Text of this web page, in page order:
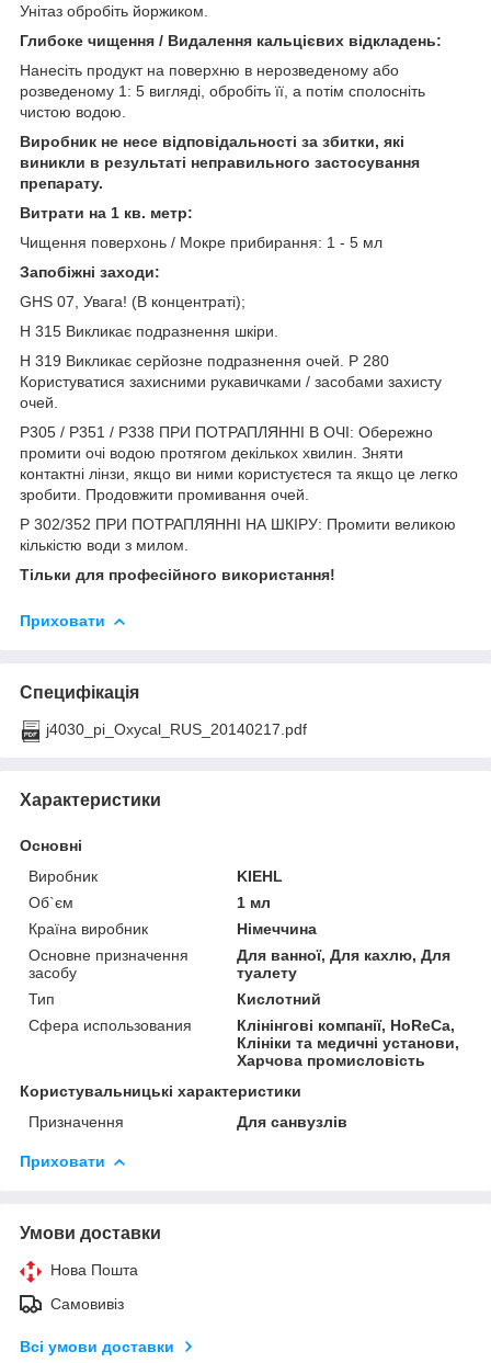
Унітаз обробіть йоржиком.
Глибоке чищення / Видалення кальцієвих відкладень:
Нанесіть продукт на поверхню в нерозведеному або
розведеному 1: 5 вигляді, обробіть її, а потім сполосніть
чистою водою.
Виробник не несе відповідальності за збитки, які
виникли в результаті неправильного застосування
препарату.
Витрати на 1 кв. метр:
Чищення поверхонь / Мокре прибирання: 1 - 5 мл
Запобіжні заходи:
GHS 07, Увага! (В концентраті);
H 315 Викликає подразнення шкіри.
H 319 Викликає серйозне подразнення очей. P 280
Користуватися захисними рукавичками / засобами захисту
очей.
P305 / P351 / P338 ПРИ ПОТРАПЛЯННІ В ОЧІ: Обережно
промити очі водою протягом декількох хвилин. Зняти
контактні лінзи, якщо ви ними користуєтеся та якщо це легко
зробити. Продовжити промивання очей.
P 302/352 ПРИ ПОТРАПЛЯННІ НА ШКІРУ: Промити великою
кількістю води з милом.
Тільки для професійного використання!
Приховати
Специфікація
j4030_pi_Oxycal_RUS_20140217.pdf
Характеристики
Основні
Виробник
KIEHL
Об`єм
1 мл
Країна виробник
Німеччина
Основне призначення
засобу
Для ванної, Для кахлю, Для
туалету
Тип
Кислотний
Сфера использования
Клінінгові компанії, HoReCa,
Клініки та медичні установи,
Харчова промисловість
Користувальницькі характеристики
Призначення
Для санвузлів
Приховати
Умови доставки
Нова Пошта
Самовивіз
Всі умови доставки